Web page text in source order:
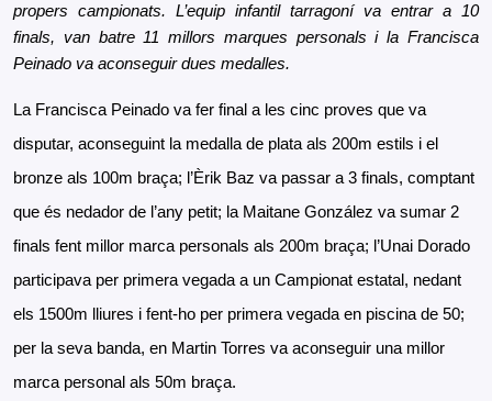
propers campionats. L’equip infantil tarragoní va entrar a 10
finals, van batre 11 millors marques personals i la Francisca
Peinado va aconseguir dues medalles.
La Francisca Peinado va fer final a les cinc proves que va
disputar, aconseguint la medalla de plata als 200m estils i el
bronze als 100m braça; l’Èrik Baz va passar a 3 finals, comptant
que és nedador de l’any petit; la Maitane González va sumar 2
finals fent millor marca personals als 200m braça; l’Unai Dorado
participava per primera vegada a un Campionat estatal, nedant
els 1500m lliures i fent-ho per primera vegada en piscina de 50;
per la seva banda, en Martin Torres va aconseguir una millor
marca personal als 50m braça.